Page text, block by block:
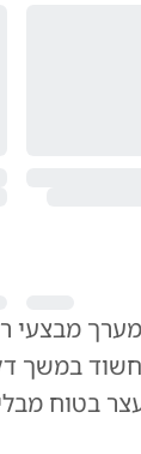
מבצעי
במשך
בטוח